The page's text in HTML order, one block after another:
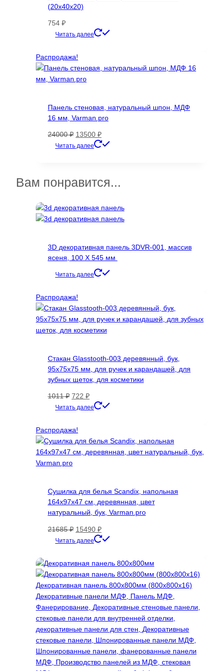
(20х40х20)
754 ₽
Читать далее
несколько
выбрать
Распродажа!
Панель стеновая, натуральный шпон, МДФ
16 мм, Varman.pro
24000₽ Первоначальная
цена
13500 ₽Текущая
цена:
Читать далее
вариаций.
можно
выбрать
странице
Вам понравится...
3D декоративная панель 3DVR-001, массив
ясеня, 100 Х 545 мм
Читать далее
Распродажа!
Стакан Glasstooth-003 деревянный, бук,
95х75х75 мм, для ручек и карандашей, для
зубных щеток, для косметики
1011₽ Первоначальная
цена
1011 ₽.
722 ₽Текущая
цена:
Читать далее
Распродажа!
Сушилка для белья Scandix, напольная
164х97х47 см, деревянная, цвет
натуральный, бук, Varman.pro
21685₽ Первоначальная
цена
21685 ₽.
15490 ₽Текущая
цена:
Читать далее